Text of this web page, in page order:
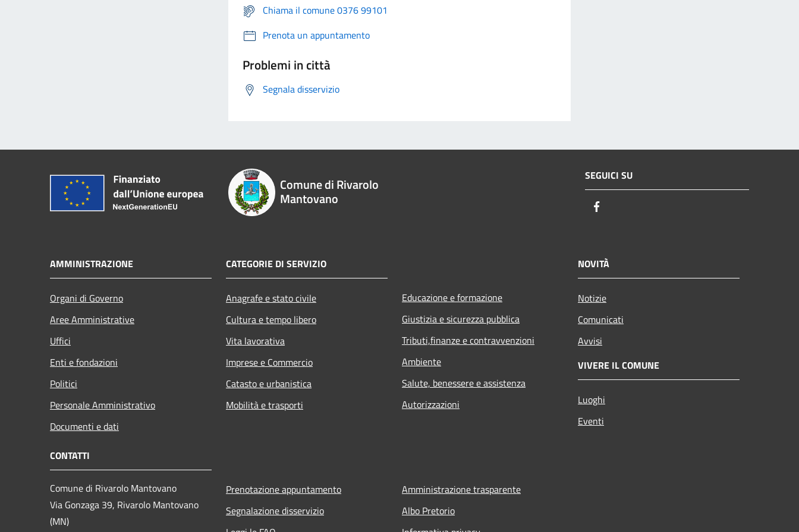
Chiama il comune 0376 99101
Prenota un appuntamento
Problemi in città
Segnala disservizio
Comune di Rivarolo
Mantovano
SEGUICI SU
AMMINISTRAZIONE
Organi di Governo
Aree Amministrative
Uffici
Enti e fondazioni
Politici
Personale Amministrativo
Documenti e dati
CATEGORIE DI SERVIZIO
Anagrafe e stato civile
Cultura e tempo libero
Vita lavorativa
Imprese e Commercio
Catasto e urbanistica
Mobilità e trasporti
Educazione e formazione
Giustizia e sicurezza pubblica
Tributi,finanze e contravvenzioni
Ambiente
Salute, benessere e assistenza
Autorizzazioni
NOVITÀ
Notizie
Comunicati
Avvisi
VIVERE IL COMUNE
Luoghi
Eventi
CONTATTI
Comune di Rivarolo Mantovano
Via Gonzaga 39, Rivarolo Mantovano
(MN)
Prenotazione appuntamento
Segnalazione disservizio
Amministrazione trasparente
Albo Pretorio